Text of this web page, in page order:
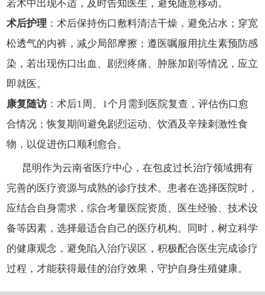
若术中出现不适，及时告知医生，避免随意移动。
术后护理 ：术后保持伤口敷料清洁干燥，避免沾水；穿宽
松透气的内裤，减少局部摩擦；遵医嘱服用抗生素预防感
染，若出现伤口出血、剧烈疼痛、肿胀加剧等情况，应立
即就医。
康复随访 ：术后1周、1个月需到医院复查，评估伤口愈
合情况；恢复期间避免剧烈运动、饮酒及辛辣刺激性食
物，以促进伤口顺利愈合。
昆明作为云南省医疗中心，在包皮过长治疗领域拥有
完善的医疗资源与成熟的诊疗技术。患者在选择医院时，
应结合自身需求，综合考量医院资质、医生经验、技术设
备等因素，选择最适合自己的医疗机构。同时，树立科学
的健康观念，避免陷入治疗误区，积极配合医生完成诊疗
过程，才能获得最佳的治疗效果，守护自身生殖健康。